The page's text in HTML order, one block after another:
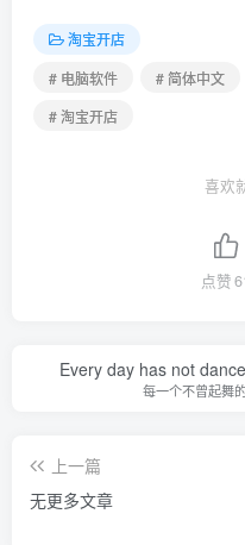
淘宝开店
# 电脑软件
# 简体中文
# 淘宝开店
喜欢
点赞
Every day has not
每一个不曾起舞
上一篇
无更多文章